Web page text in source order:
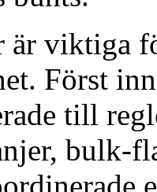
är viktiga
Först
till
bulk-